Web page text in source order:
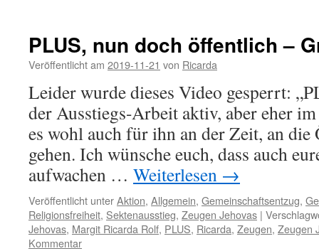
PLUS, nun doch öffentlich –
Veröffentlicht am 2019-11-21 von Ricarda
Leider wurde dieses Video gesperrt:
der Ausstiegs-Arbeit aktiv, aber eher
es wohl auch für ihn an der Zeit, an
gehen. Ich wünsche euch, dass auch
aufwachen … Weiterlesen →
Veröffentlicht unterAktion, Allgemein, Gemeinschaftsentzug,
Religionsfreiheit, Sektenausstieg, Zeugen Jehovas |
Jehovas, Margit Ricarda Rolf, PLUS, Ricarda, Zeugen, Zeugen
Kommentar